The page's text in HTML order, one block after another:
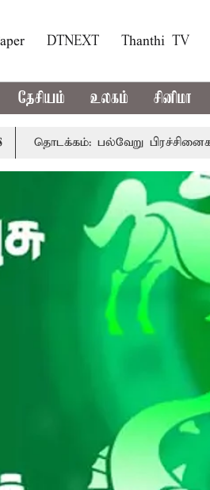
DTNEXT Thanthi TV
தேசியம் உலகம் சினிமா
பல்வேறு பிரச்சினைகளை